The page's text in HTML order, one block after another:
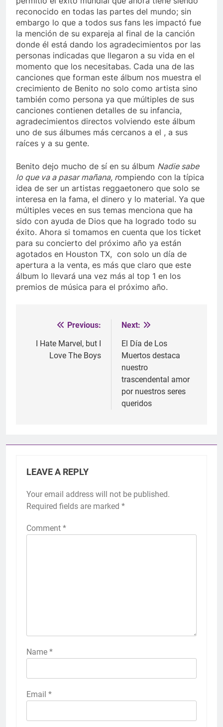
reconocido en todas las partes del mundo; sin
embargo lo que a todos sus fans les impactó fue
la mención de su expareja al final de la canción
donde él está dando los agradecimientos por las
personas indicadas que llegaron a su vida en el
momento que los necesitabas. Cada una de las
canciones que forman este álbum nos muestra el
crecimiento de Benito no solo como artista sino
también como persona ya que múltiples de sus
canciones contienen detalles de su infancia,
agradecimientos directos volviendo este álbum
uno de sus álbumes más cercanos a el , a sus
raíces y a su gente.
Benito dejo mucho de sí en su álbum Nadie sabe
lo que va a pasar mañana, rompiendo con la típica
idea de ser un artistas reggaetonero que solo se
interesa en la fama, el dinero y lo material. Ya que
múltiples veces en sus temas menciona que ha
sido con ayuda de Dios que ha logrado todo su
éxito. Ahora si tomamos en cuenta que los ticket
para su concierto del próximo año ya están
agotados en Houston TX, con solo un día de
apertura a la venta, es más que claro que este
álbum lo llevará una vez más al top 1 en los
premios de música para el próximo año.
navigation
Previous:
I Hate Marvel, but I
Love The Boys
Next:
El Día de Los
Muertos destaca
nuestro
trascendental amor
por nuestros seres
queridos
LEAVE A REPLY
Your email address will not be published.
Required fields are marked *
Comment *
Name *
Email *